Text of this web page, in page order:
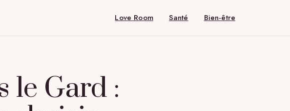
Love Room Santé Bien-être
le Gard :